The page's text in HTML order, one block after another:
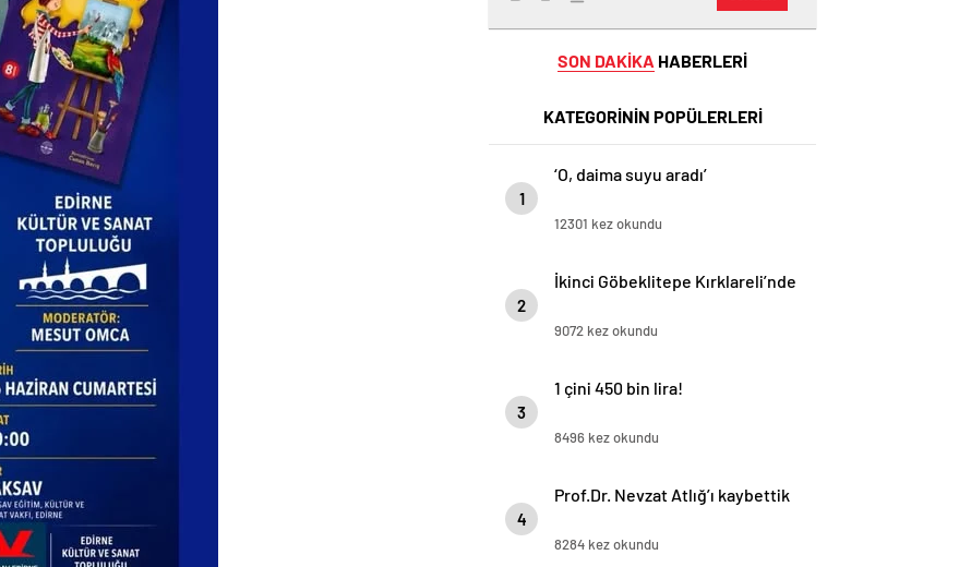
SON DAKİKA HABERLERİ
KATEGORİNİN POPÜLERLERİ
1
‘O, daima suyu aradı’
12301 kez okundu
2
İkinci Göbeklitepe Kırklareli’nde
9072 kez okundu
3
1 çini 450 bin lira!
8496 kez okundu
4
Prof.Dr. Nevzat Atlığ’ı kaybettik
8284 kez okundu